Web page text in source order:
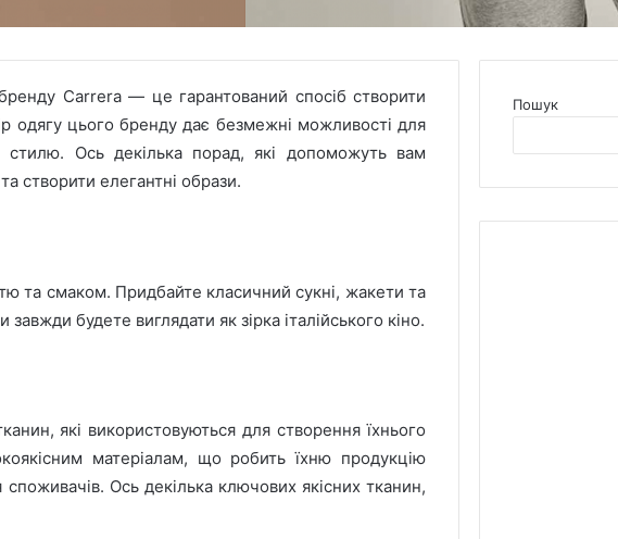
Carrera — це гарантований спосіб створити
одягу цього бренду дає безмежні можливості для
стилю. Ось декілька порад, які допоможуть вам
та створити елегантні образи.
та смаком. Придбайте класичний сукні, жакети та
будете виглядати як зірка італійського кіно.
які використовуються для створення їхнього
матеріалам, що робить їхню продукцію
Ось декілька ключових якісних тканин,
Пошук